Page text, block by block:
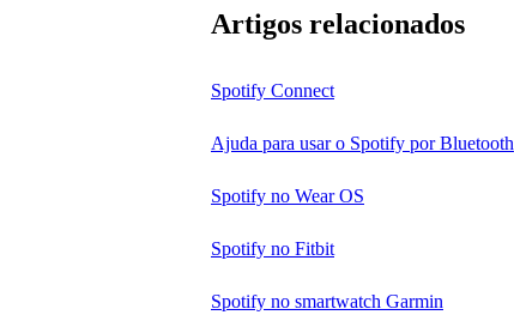
Artigos relacionados
Spotify Connect
Ajuda para usar o Spotify por Bluetooth
Spotify no Wear OS
Spotify no Fitbit
Spotify no smartwatch Garmin